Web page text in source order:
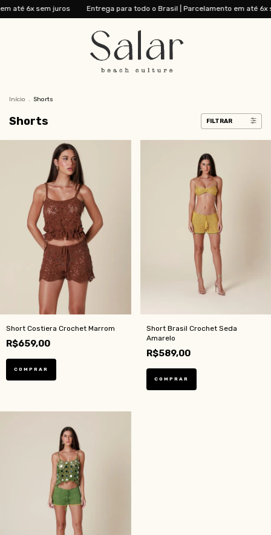
até 6x sem juros Entrega para todo o Brasil | Parcelamento em até 6x
Início . Shorts
Shorts FILTRAR
Short Costiera Crochet Marrom
R$659,00
COMPRAR
Short Brasil Crochet Seda
Amarelo
R$589,00
COMPRAR